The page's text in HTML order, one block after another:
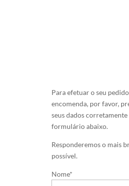
Para efetuar o seu
encomenda, por favor,
seus dados corretamente
formulário abaixo.
Responderemos o mais
possível.
Nome*